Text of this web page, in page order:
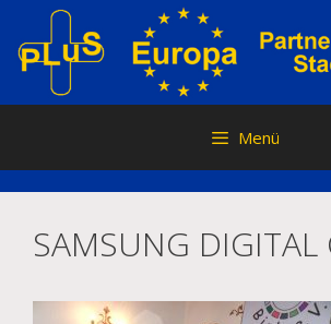
Inhalt
springen
Menü
SAMSUNG DIGITAL